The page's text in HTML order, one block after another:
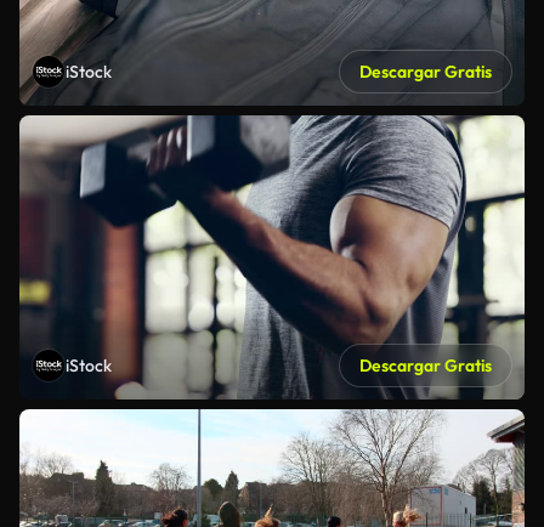
iStock Descargar Gratis
iStock Descargar Gratis